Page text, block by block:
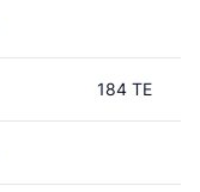
184 TE